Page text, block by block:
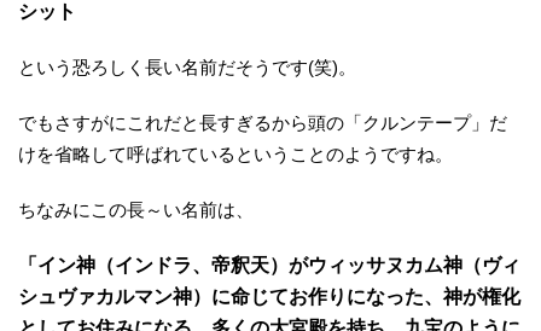
シット
という恐ろしく長い名前だそうです(笑)。
でもさすがにこれだと長すぎるから頭の「クルンテープ」だ
けを省略して呼ばれているということのようですね。
ちなみにこの長～い名前は、
「イン神（インドラ、帝釈天）がウィッサヌカム神（ヴィ
シュヴァカルマン神）に命じてお作りになった、神が権化